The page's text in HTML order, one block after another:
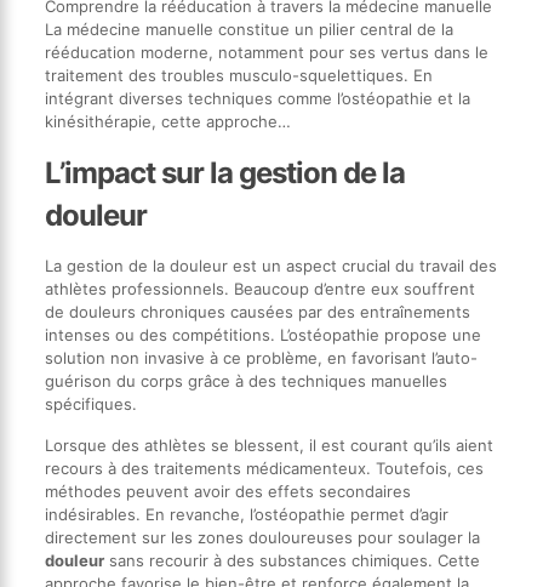
Comprendre la rééducation à travers la médecine manuelle
La médecine manuelle constitue un pilier central de la
rééducation moderne, notamment pour ses vertus dans le
traitement des troubles musculo-squelettiques. En
intégrant diverses techniques comme l’ostéopathie et la
kinésithérapie, cette approche…
L’impact sur la gestion de la
douleur
La gestion de la douleur est un aspect crucial du travail des
athlètes professionnels. Beaucoup d’entre eux souffrent
de douleurs chroniques causées par des entraînements
intenses ou des compétitions. L’ostéopathie propose une
solution non invasive à ce problème, en favorisant l’auto-
guérison du corps grâce à des techniques manuelles
spécifiques.
Lorsque des athlètes se blessent, il est courant qu’ils aient
recours à des traitements médicamenteux. Toutefois, ces
méthodes peuvent avoir des effets secondaires
indésirables. En revanche, l’ostéopathie permet d’agir
directement sur les zones douloureuses pour soulager la
douleursans recourir à des substances chimiques. Cette